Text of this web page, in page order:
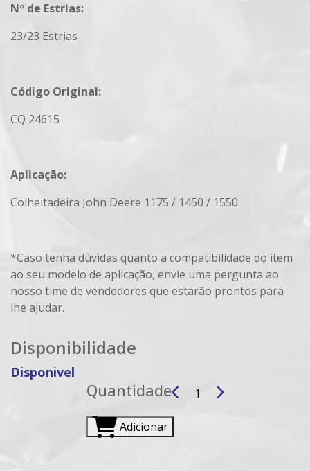
Nº de Estrias:
23/23 Estrias
Código Original:
CQ 24615
Aplicação:
Colheitadeira John Deere 1175 / 1450 / 1550
*Caso tenha dúvidas quanto a compatibilidade do item
ao seu modelo de aplicação, envie uma pergunta ao
nosso time de vendedores que estarão prontos para
lhe ajudar.
Disponibilidade
Disponivel
Quantidade
Adicionar